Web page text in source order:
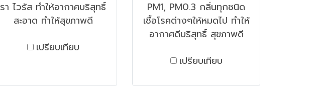
รา ไวรัส ทำให้อากาศบริสุทธิ์
สะอาด ทำให้สุขภาพดี
เปรียบเทียบ
PM1, PM0.3 กลิ่นทุกชนิด
เชื้อโรคต่างๆให้หมดไป ทำให้
อากาศดีบริสุทธิ์ สุขภาพดี
เปรียบเทียบ